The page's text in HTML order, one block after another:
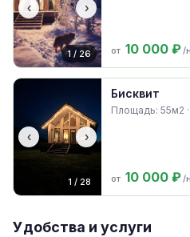
‹ ›
1 / 26 от 10 000 ₽/
‹ ›
1 / 28
Бисквит
Площадь: 55м2
от 10 000 ₽/
Удобства и услуги